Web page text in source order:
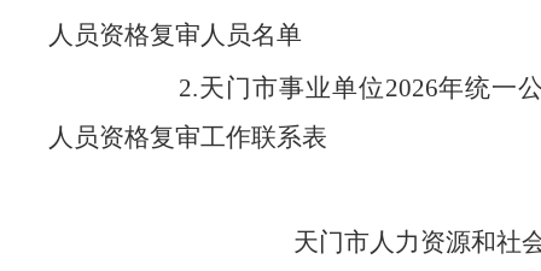
人 员资格复审人员名单
2.天门市事业单位2026年统一公
人员资格复审工作联系表
天门市人力资源和